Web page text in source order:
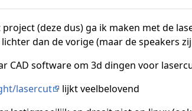
(deze dus) ga ik maken met de
dan de vorige (maar de speakers
CAD software om 3d dingen voor
lasercut
lijkt veelbelovend